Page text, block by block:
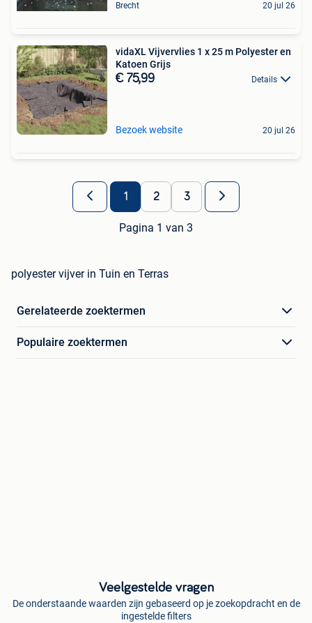
Brecht 20 jul 26
vidaXL Vijvervlies 1 x 25 m Polyester en
Katoen Grijs
€ 75,99 Details
Bezoek website 20 jul 26
1 2 3
Pagina 1 van 3
polyester vijver in Tuin en Terras
Gerelateerde zoektermen
Populaire zoektermen
Veelgestelde vragen
De onderstaande waarden zijn gebaseerd op je zoekopdracht en de
ingestelde filters